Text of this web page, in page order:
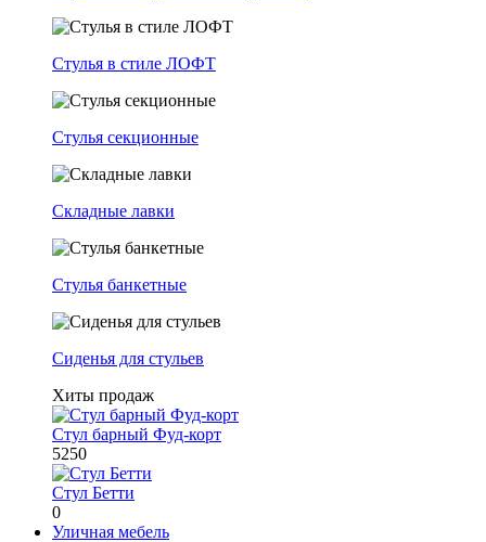
Стулья в стиле ЛОФТ
Стулья секционные
Складные лавки
Стулья банкетные
Сиденья для стульев
Хиты продаж
Стул барный Фуд-корт
5250
Стул Бетти
0
Уличная мебель